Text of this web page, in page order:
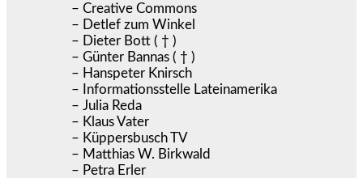
– Creative Commons
– Detlef zum Winkel
– Dieter Bott ( † )
– Günter Bannas ( † )
– Hanspeter Knirsch
– Informationsstelle Lateinamerika
– Julia Reda
– Klaus Vater
– Küppersbusch TV
– Matthias W. Birkwald
– Petra Erler